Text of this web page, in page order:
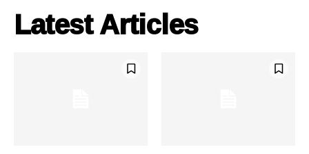
Latest Articles